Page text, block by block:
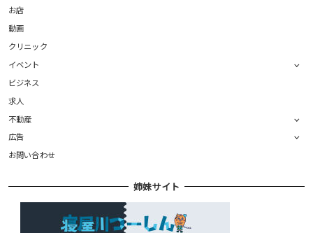
お店
動画
クリニック
イベント
ビジネス
求人
不動産
広告
お問い合わせ
姉妹サイト